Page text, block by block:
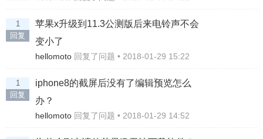
1
回复
苹果x升级到11.3公测版后来电铃声不会
变小了
hellomoto 回复了问题 • 2018-01-29 15:22
1
回复
iphone8的截屏后没有了编辑预览怎么
办？
hellomoto 回复了问题 • 2018-01-29 14:52